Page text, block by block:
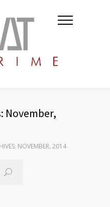
November,
NOVEMBER, 2014